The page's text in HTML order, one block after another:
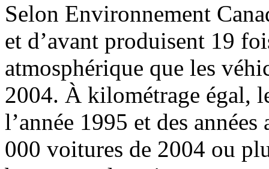
Selon Environnement
et d’avant produisent 19
atmosphérique que les
2004. À kilométrage égal,
l’année 1995 et des
000 voitures de 2004 ou